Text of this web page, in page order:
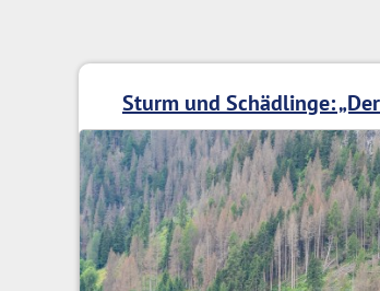
Sturm und Schädlinge: